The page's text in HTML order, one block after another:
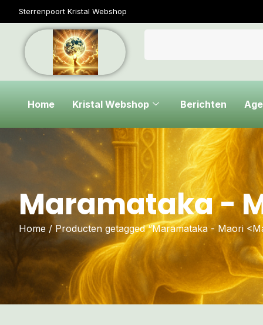
Sterrenpoort Kristal Webshop
Home Kristal Webshop Berichten
Maramataka -
Home / Producten getagged “Maramataka - Maori